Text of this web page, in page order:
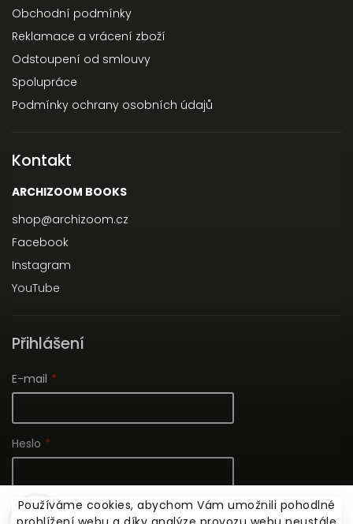
Používáme cookies, abychom Vám umožnili pohodlné
Obchodní podmínky
Reklamace a vrácení zboží
Odstoupení od smlouvy
Spolupráce
Podmínky ochrany osobních údajů
Kontakt
ARCHIZOOM BOOKS
shop@archizoom.cz
Facebook
Instagram
YouTube
Přihlášení
E-mail
Heslo
Nová registrace